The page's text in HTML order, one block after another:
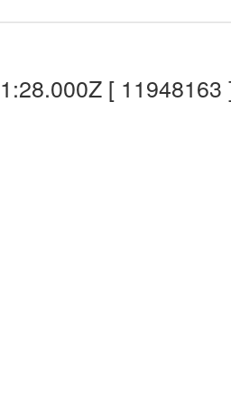
[ 11948163